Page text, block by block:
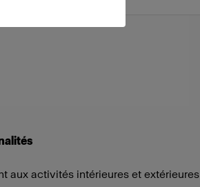
aux activités intérieures et extérieures